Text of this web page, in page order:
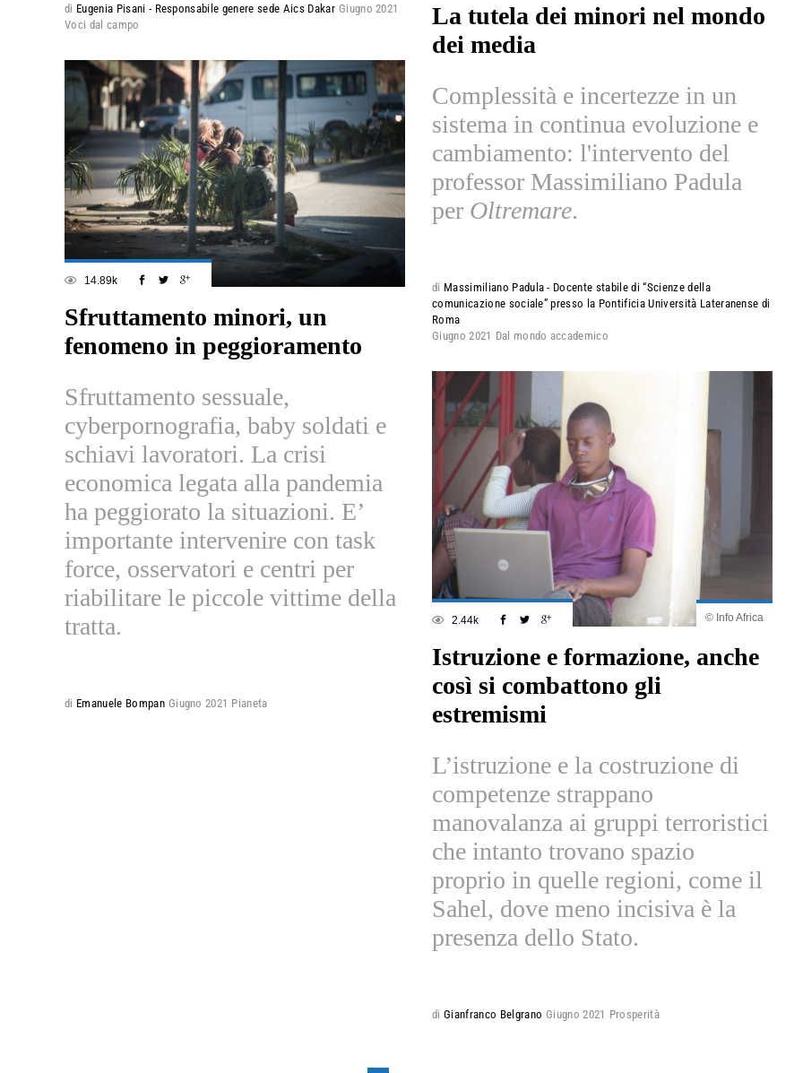
di Eugenia Pisani - Responsabile genere sede Aics Dakar Giugno 2021
Voci dal campo
La tutela dei minori nel mondo
dei media
Complessità e incertezze in un
sistema in continua evoluzione e
cambiamento: l'intervento del
professor Massimiliano Padula
per Oltremare.
di Massimiliano Padula - Docente stabile di “Scienze della
comunicazione sociale” presso la Pontificia Università Lateranense di
Roma
Giugno 2021 Dal mondo accademico
14.89k
Sfruttamento minori, un
fenomeno in peggioramento
Sfruttamento sessuale,
cyberpornografia, baby soldati e
schiavi lavoratori. La crisi
economica legata alla pandemia
ha peggiorato la situazioni. E’
importante intervenire con task
force, osservatori e centri per
riabilitare le piccole vittime della
tratta.
di Emanuele Bompan Giugno 2021 Pianeta
2.44k © Info Africa
Istruzione e formazione, anche
così si combattono gli
estremismi
L’istruzione e la costruzione di
competenze strappano
manovalanza ai gruppi terroristici
che intanto trovano spazio
proprio in quelle regioni, come il
Sahel, dove meno incisiva è la
presenza dello Stato.
di Gianfranco Belgrano Giugno 2021 Prosperità